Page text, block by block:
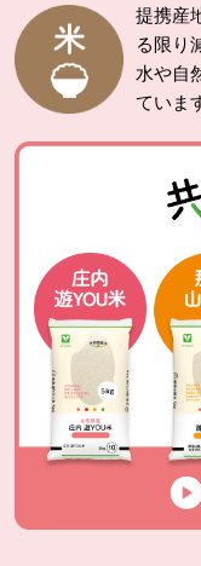
提携産
る限り
水や自
ていま